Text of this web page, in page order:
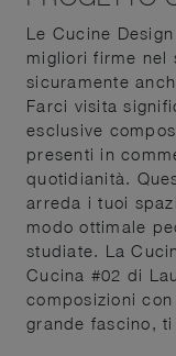
Le Cucine
migliori firme nel
sicuramente
Farci visita
esclusive
presenti in
quotidianità.
arreda i tuoi
modo ottimale
studiate. La
Cucina #02 di
composizioni
grande fascino,